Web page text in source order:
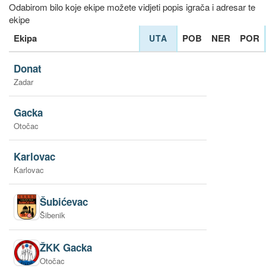
Odabirom bilo koje ekipe možete vidjeti popis igrača i adresar te
ekipe
Ekipa UTA POB NER POR
Donat
Zadar
Gacka
Otočac
Karlovac
Karlovac
Šubićevac
Šibenik
ŽKK Gacka
Otočac